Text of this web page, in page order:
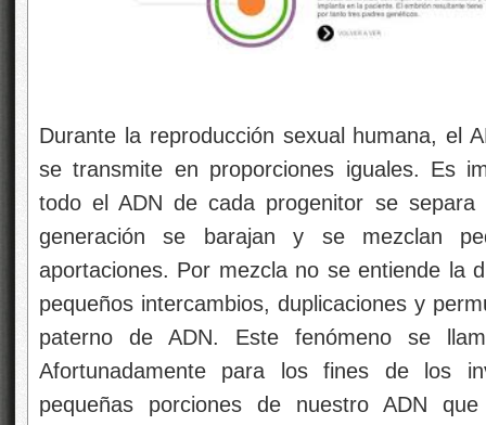
Durante la reproducción sexual humana, el
se transmite en proporciones iguales. Es
todo el ADN de cada progenitor se
generación se barajan y se mezclan
aportaciones. Por mezcla no se entiende la
pequeños intercambios, duplicaciones y
paterno de ADN. Este fenómeno se
Afortunadamente para los fines de los
pequeñas porciones de nuestro ADN